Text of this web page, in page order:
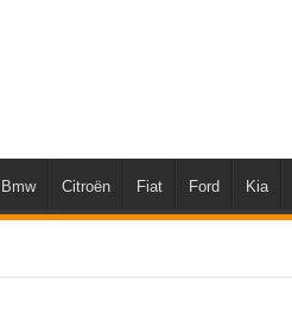
Bmw Citroën Fiat Ford Kia